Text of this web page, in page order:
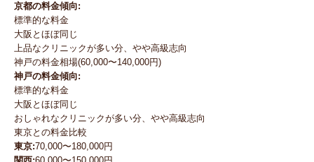
京都の料金傾向:
標準的な料金
大阪とほぼ同じ
上品なクリニックが多い分、やや高級志向
神戸の料金相場(60,000〜140,000円)
神戸の料金傾向:
標準的な料金
大阪とほぼ同じ
おしゃれなクリニックが多い分、やや高級志向
東京との料金比較
東京:70,000〜180,000円